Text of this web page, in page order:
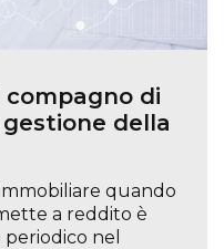
compagno di
della
quando
a reddito è
nel